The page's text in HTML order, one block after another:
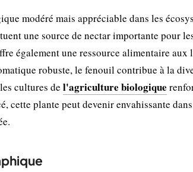
modéré mais appréciable dans les
une source de nectar importante pour
également une ressource alimentaire
robuste, le fenouil contribue à la
cultures de l'agriculture biologique
cette plante peut devenir envahissante